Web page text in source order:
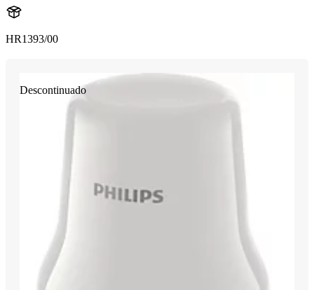
HR1393/00
Descontinuado